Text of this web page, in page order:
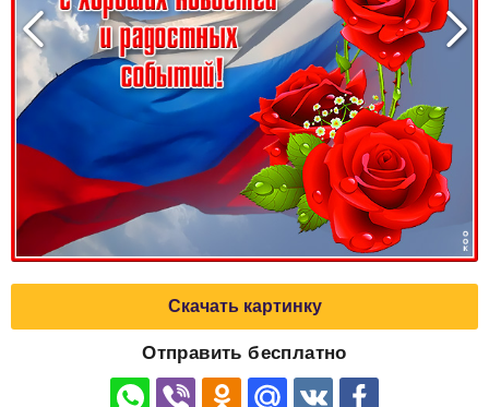
Скачать картинку
Отправить бесплатно